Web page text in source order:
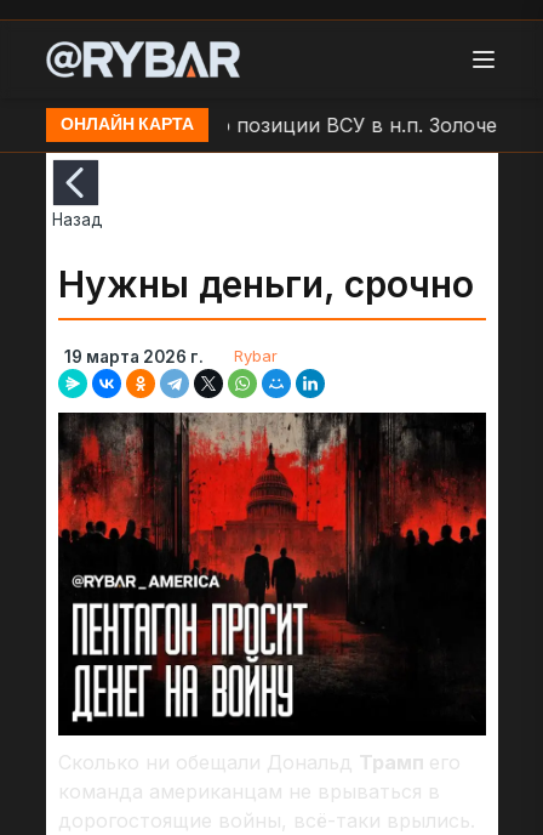
ОНЛАЙН КАРТА
БЛА "Молния" по позиции ВСУ в н.п. Золочев
Назад
Нужны деньги, срочно
19 марта 2026 г. Rybar
Сколько ни обещали Дональд Трамп его
команда американцам не врываться в
дорогостоящие войны, всё-таки врылись.